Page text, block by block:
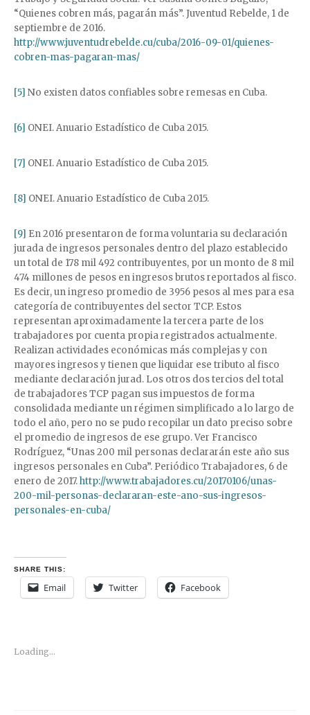
“Quienes cobren más, pagarán más”. Juventud Rebelde, 1 de
septiembre de 2016.
http://www.juventudrebelde.cu/cuba/2016-09-01/quienes-
cobren-mas-pagaran-mas/
[5] No existen datos confiables sobre remesas en Cuba.
[6] ONEI. Anuario Estadístico de Cuba 2015.
[7] ONEI. Anuario Estadístico de Cuba 2015.
[8] ONEI. Anuario Estadístico de Cuba 2015.
[9] En 2016 presentaron de forma voluntaria su declaración
jurada de ingresos personales dentro del plazo establecido
un total de 178 mil 492 contribuyentes, por un monto de 8 mil
474 millones de pesos en ingresos brutos reportados al fisco.
Es decir, un ingreso promedio de 3956 pesos al mes para esa
categoría de contribuyentes del sector TCP. Estos
representan aproximadamente la tercera parte de los
trabajadores por cuenta propia registrados actualmente.
Realizan actividades económicas más complejas y con
mayores ingresos y tienen que liquidar ese tributo al fisco
mediante declaración jurad. Los otros dos tercios del total
de trabajadores TCP pagan sus impuestos de forma
consolidada mediante un régimen simplificado a lo largo de
todo el año, pero no se pudo recopilar un dato preciso sobre
el promedio de ingresos de ese grupo. Ver Francisco
Rodríguez, “Unas 200 mil personas declararán este año sus
ingresos personales en Cuba”. Periódico Trabajadores, 6 de
enero de 2017.http://www.trabajadores.cu/20170106/unas-
200-mil-personas-declararan-este-ano-sus-ingresos-
personales-en-cuba/
SHARE THIS:
Email Twitter Facebook
Loading...